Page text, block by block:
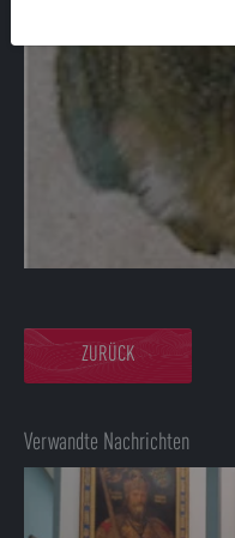
ZURÜCK
Verwandte Nachrichten